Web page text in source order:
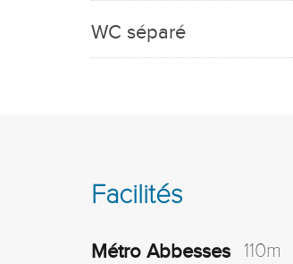
WC séparé
Facilités
Métro Abbesses 110m